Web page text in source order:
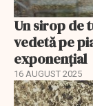
Un sirop de
vedetă pe
exponențial
16 AUGUST 2025